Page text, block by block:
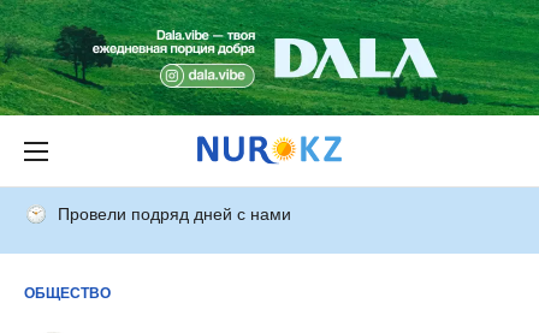
Провели подряд дней с нами
ОБЩЕСТВО